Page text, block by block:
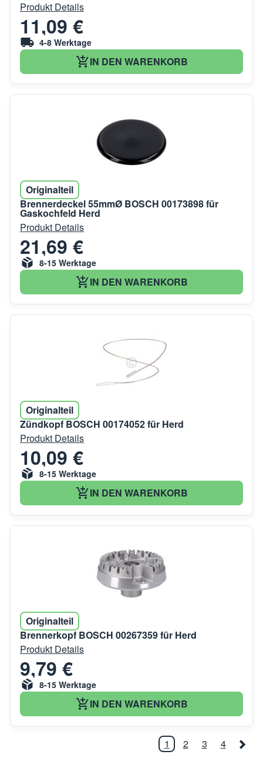
Produkt Details
11,09 €
4-8 Werktage
IN DEN WARENKORB
Originalteil
Brennerdeckel 55mmØ BOSCH 00173898 für
Gaskochfeld Herd
Produkt Details
21,69 €
8-15 Werktage
IN DEN WARENKORB
Originalteil
Zündkopf BOSCH 00174052 für Herd
Produkt Details
10,09 €
8-15 Werktage
IN DEN WARENKORB
Originalteil
Brennerkopf BOSCH 00267359 für Herd
Produkt Details
9,79 €
8-15 Werktage
IN DEN WARENKORB
1 2 3 4